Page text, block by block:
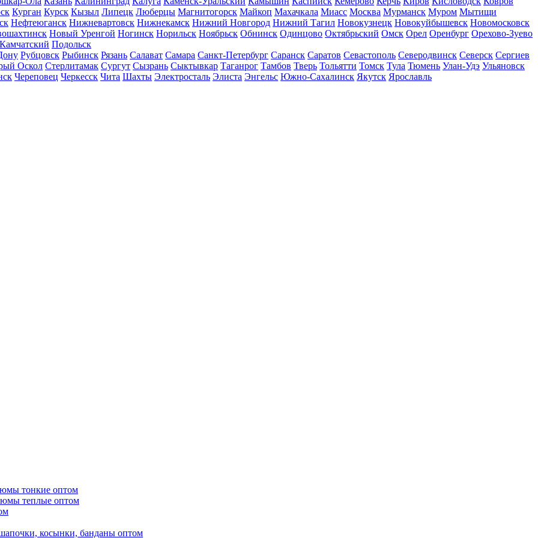
Курган Курск Кызыл Липецк Люберцы Магнитогорск Майкоп Махачкала Миасс Москва Мурманск Муром Мытищи
Нефтеюганск Нижневартовск Нижнекамск Нижний Новгород Нижний Тагил Новокузнецк Новокуйбышевск Новомосковск
Новый Уренгой Ногинск Норильск Ноябрьск Обнинск Одинцово Октябрьский Омск Орел Оренбург Орехово-Зуево
Подольск
Рубцовск Рыбинск Рязань Салават Самара Санкт-Петербург Саранск Саратов Севастополь Северодвинск Северск Сергиев
Оскол Стерлитамак Сургут Сызрань Сыктывкар Таганрог Тамбов Тверь Тольятти Томск Тула Тюмень Улан-Удэ Ульяновск
Череповец Черкесск Чита Шахты Электросталь Элиста Энгельс Южно-Сахалинск Якутск Ярославль
тонкие оптом
теплые оптом
косынки, банданы оптом